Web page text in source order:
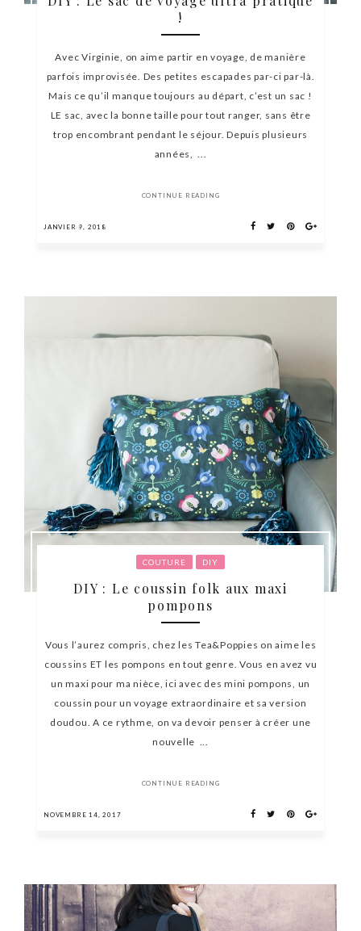
!
Avec Virginie, on aime partir en voyage, de manière
parfois improvisée. Des petites escapades par-ci par-là.
Mais ce qu’il manque toujours au départ, c’est un sac !
LE sac, avec la bonne taille pour tout ranger, sans être
trop encombrant pendant le séjour. Depuis plusieurs
années, ...
CONTINUE READING
JANVIER 9, 2018
COUTURE DIY
DIY : Le coussin folk aux maxi
pompons
Vous l’aurez compris, chez les Tea&Poppies on aime les
coussins ET les pompons en tout genre. Vous en avez vu
un maxi pour ma nièce, ici avec des mini pompons, un
coussin pour un voyage extraordinaire et sa version
doudou. A ce rythme, on va devoir penser à créer une
nouvelle ...
CONTINUE READING
NOVEMBRE 14, 2017